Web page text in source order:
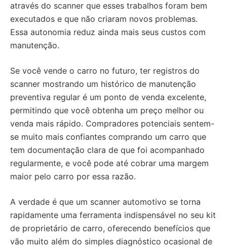
através do scanner que esses trabalhos foram bem
executados e que não criaram novos problemas.
Essa autonomia reduz ainda mais seus custos com
manutenção.
Se você vende o carro no futuro, ter registros do
scanner mostrando um histórico de manutenção
preventiva regular é um ponto de venda excelente,
permitindo que você obtenha um preço melhor ou
venda mais rápido. Compradores potenciais sentem-
se muito mais confiantes comprando um carro que
tem documentação clara de que foi acompanhado
regularmente, e você pode até cobrar uma margem
maior pelo carro por essa razão.
A verdade é que um scanner automotivo se torna
rapidamente uma ferramenta indispensável no seu kit
de proprietário de carro, oferecendo benefícios que
vão muito além do simples diagnóstico ocasional de